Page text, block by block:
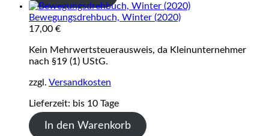
Bewegungsdrehbuch, Winter (2020)
17,00 €
Kein Mehrwertsteuerausweis, da Kleinunternehmer
nach §19 (1) UStG.
zzgl. Versandkosten
Lieferzeit: bis 10 Tage
In den Warenkorb